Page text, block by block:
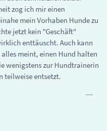
zog ich mir einen
mein Vorhaben Hunde zu
jetzt kein "Geschäft"
enttäuscht. Auch kann
meint, einen Hund halten
wenigstens zur Hundtrainerin
teilweise entsetzt.